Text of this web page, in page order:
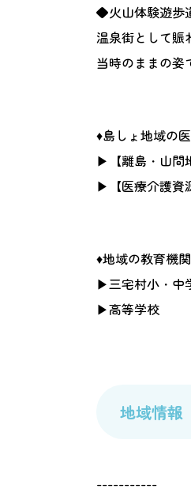
◆火山体験遊歩
温泉街として賑
当時のままの姿
♦島しょ地域の
▶ 【離島・山間
▶ 【医療介護資
♦地域の教育機関
▶三宅村小・中
▶高等学校
地域情報
-----------